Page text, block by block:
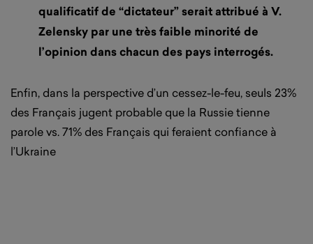
qualificatif de “dictateur” serait attribué à V.
Zelensky par une très faible minorité de
l’opinion dans chacun des pays interrogés.
Enfin, dans la perspective d’un cessez-le-feu, seuls 23%
des Français jugent probable que la Russie tienne
parole vs. 71% des Français qui feraient confiance à
l’Ukraine